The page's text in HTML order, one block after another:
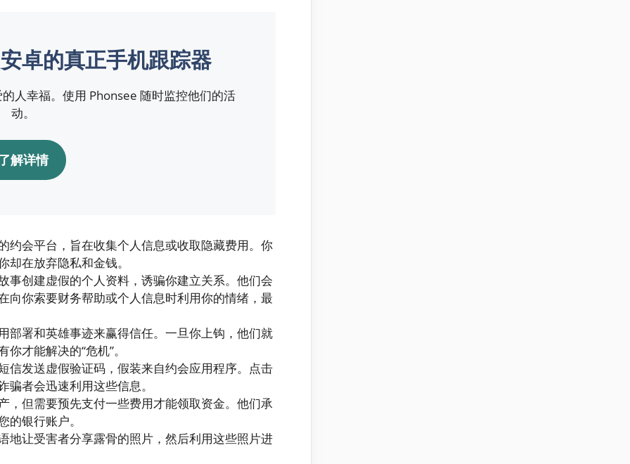
卓的真正手机跟踪器
人幸福。使用 Phonsee 随时监控他们的活
动。
解详情
约会平台，旨在收集个人信息或收取隐藏费用。你
在放弃隐私和金钱。
事创建虚假的个人资料，诱骗你建立关系。他们会
向你索要财务帮助或个人信息时利用你的情绪，最
部署和英雄事迹来赢得信任。一旦你上钩，他们就
才能解决的“危机”。
信发送虚假验证码，假装来自约会应用程序。点击
者会迅速利用这些信息。
，但需要预先支付一些费用才能领取资金。他们承
银行账户。
地让受害者分享露骨的照片，然后利用这些照片进